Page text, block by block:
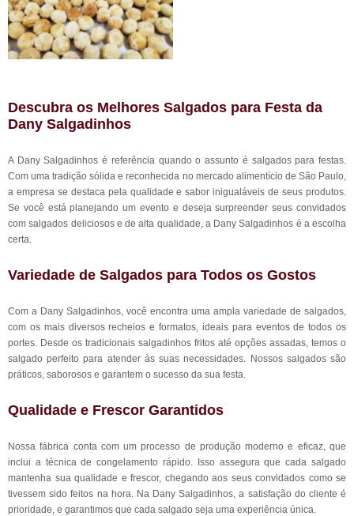
Descubra os Melhores Salgados para Festa da
Dany Salgadinhos
A Dany Salgadinhos é referência quando o assunto é salgados para festas.
Com uma tradição sólida e reconhecida no mercado alimentício de São Paulo,
a empresa se destaca pela qualidade e sabor inigualáveis de seus produtos.
Se você está planejando um evento e deseja surpreender seus convidados
com salgados deliciosos e de alta qualidade, a Dany Salgadinhos é a escolha
certa.
Variedade de Salgados para Todos os Gostos
Com a Dany Salgadinhos, você encontra uma ampla variedade de salgados,
com os mais diversos recheios e formatos, ideais para eventos de todos os
portes. Desde os tradicionais salgadinhos fritos até opções assadas, temos o
salgado perfeito para atender às suas necessidades. Nossos salgados são
práticos, saborosos e garantem o sucesso da sua festa.
Qualidade e Frescor Garantidos
Nossa fábrica conta com um processo de produção moderno e eficaz, que
inclui a técnica de congelamento rápido. Isso assegura que cada salgado
mantenha sua qualidade e frescor, chegando aos seus convidados como se
tivessem sido feitos na hora. Na Dany Salgadinhos, a satisfação do cliente é
prioridade, e garantimos que cada salgado seja uma experiência única.